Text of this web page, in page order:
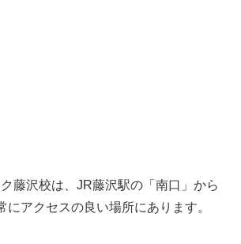
藤沢校は、JR藤沢駅の「南口」から
にアクセスの良い場所にあります。